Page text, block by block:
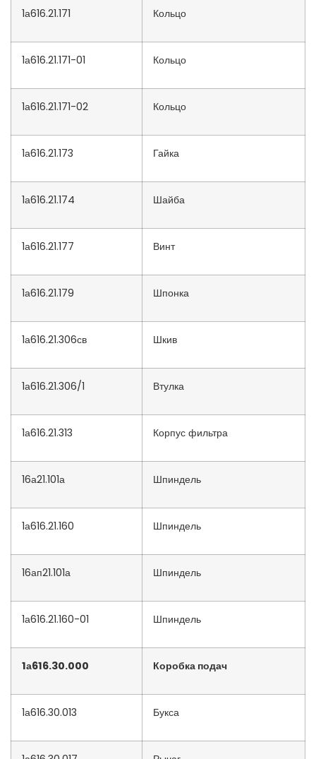
1а616.21.171 Кольцо
1а616.21.171-01 Кольцо
1а616.21.171-02 Кольцо
1а616.21.173 Гайка
1а616.21.174 Шайба
1а616.21.177 Винт
1а616.21.179 Шпонка
1а616.21.306св Шкив
1а616.21.306/1 Втулка
1а616.21.313 Корпус фильтра
16а21.101а Шпиндель
1а616.21.160 Шпиндель
16ап21.101а Шпиндель
1а616.21.160-01 Шпиндель
1а616.30.000 Коробка подач
1а616.30.013 Букса